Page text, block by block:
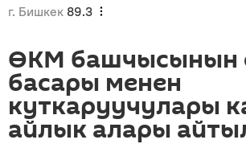
г. Бишкек 89.3
ӨКМ башчысынын
басары менен
куткаруучулары
айлык алары